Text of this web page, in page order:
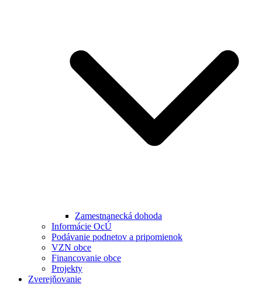
Zamestnanecká dohoda
Informácie OcÚ
Podávanie podnetov a pripomienok
VZN obce
Financovanie obce
Projekty
Zverejňovanie